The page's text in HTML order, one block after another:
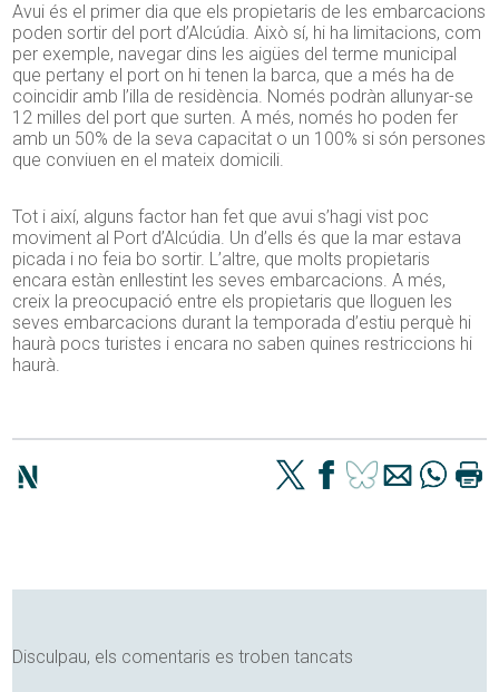
Avui és el primer dia que els propietaris de les embarcacions
poden sortir del port d’Alcúdia. Això sí, hi ha limitacions, com
per exemple, navegar dins les aigües del terme municipal
que pertany el port on hi tenen la barca, que a més ha de
coincidir amb l’illa de residència. Només podràn allunyar-se
12 milles del port que surten. A més, només ho poden fer
amb un 50% de la seva capacitat o un 100% si són persones
que conviuen en el mateix domicili.
Tot i així, alguns factor han fet que avui s’hagi vist poc
moviment al Port d’Alcúdia. Un d’ells és que la mar estava
picada i no feia bo sortir. L’altre, que molts propietaris
encara estàn enllestint les seves embarcacions. A més,
creix la preocupació entre els propietaris que lloguen les
seves embarcacions durant la temporada d’estiu perquè hi
haurà pocs turistes i encara no saben quines restriccions hi
haurà.
Disculpau, els comentaris es troben tancats